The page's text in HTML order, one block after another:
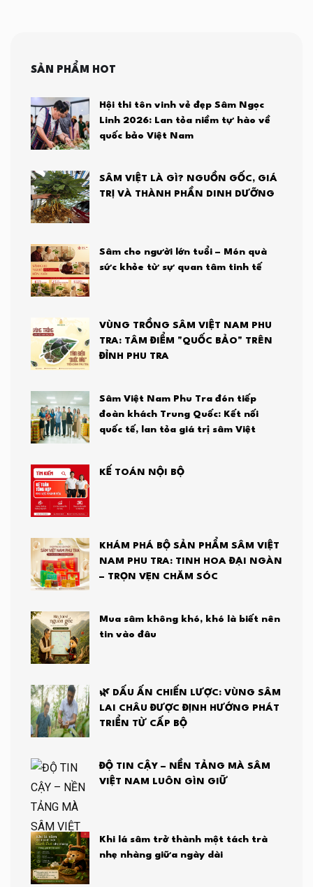
SẢN PHẨM HOT
Hội thi tôn vinh vẻ đẹp Sâm Ngọc
Linh 2026: Lan tỏa niềm tự hào về
quốc bảo Việt Nam
SÂM VIỆT LÀ GÌ? NGUỒN GỐC, GIÁ
TRỊ VÀ THÀNH PHẦN DINH DƯỠNG
Sâm cho người lớn tuổi – Món quà
sức khỏe từ sự quan tâm tinh tế
VÙNG TRỒNG SÂM VIỆT NAM PHU
TRA: TÂM ĐIỂM "QUỐC BẢO" TRÊN
ĐỈNH PHU TRA
Sâm Việt Nam Phu Tra đón tiếp
đoàn khách Trung Quốc: Kết nối
quốc tế, lan tỏa giá trị sâm Việt
KẾ TOÁN NỘI BỘ
KHÁM PHÁ BỘ SẢN PHẨM SÂM VIỆT
NAM PHU TRA: TINH HOA ĐẠI NGÀN
– TRỌN VẸN CHĂM SÓC
Mua sâm không khó, khó là biết nên
tin vào đâu
🌿 DẤU ẤN CHIẾN LƯỢC: VÙNG SÂM
LAI CHÂU ĐƯỢC ĐỊNH HƯỚNG PHÁT
TRIỂN TỪ CẤP BỘ
ĐỘ TIN CẬY – NỀN TẢNG MÀ SÂM
VIỆT NAM LUÔN GÌN GIỮ
Khi lá sâm trở thành một tách trà
nhẹ nhàng giữa ngày dài